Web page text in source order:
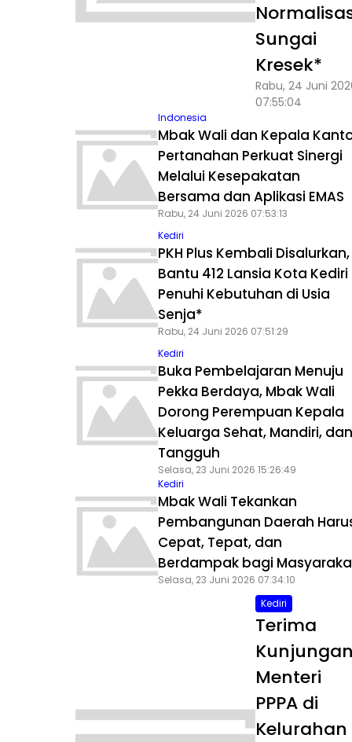
Sungai
Kresek*
Rabu, 24 Juni
07:55:04
Indonesia
Mbak Wali dan Kepala
Pertanahan Perkuat Sinergi
Melalui Kesepakatan
Bersama dan Aplikasi EMAS
Rabu, 24 Juni 2026 07:53:13
Kediri
PKH Plus Kembali Disalurkan,
Bantu 412 Lansia Kota Kediri
Penuhi Kebutuhan di Usia
Senja*
Rabu, 24 Juni 2026 07:51:29
Kediri
Buka Pembelajaran Menuju
Pekka Berdaya, Mbak Wali
Dorong Perempuan Kepala
Keluarga Sehat, Mandiri, dan
Tangguh
Selasa, 23 Juni 2026 15:26:49
Kediri
Mbak Wali Tekankan
Pembangunan Daerah
Cepat, Tepat, dan
Berdampak bagi
Selasa, 23 Juni 2026 07:34:10
Kediri
Terima
Menteri
PPPA di
Kelurahan